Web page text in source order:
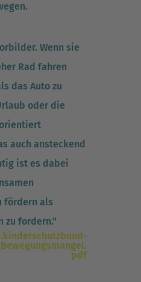
Wenn sie
Rad fahren
das Auto zu
oder die
auch ansteckend
ist es dabei
fördern als
zu fordern.“
pdf